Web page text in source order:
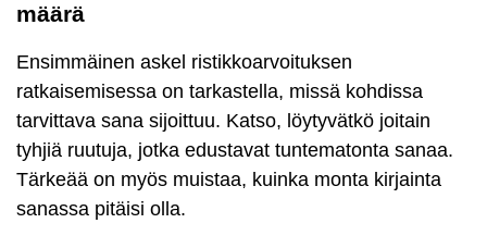
määrä
Ensimmäinen askel ristikkoarvoituksen
ratkaisemisessa on tarkastella, missä kohdissa
tarvittava sana sijoittuu. Katso, löytyvätkö joitain
tyhjiä ruutuja, jotka edustavat tuntematonta sanaa.
Tärkeää on myös muistaa, kuinka monta kirjainta
sanassa pitäisi olla.